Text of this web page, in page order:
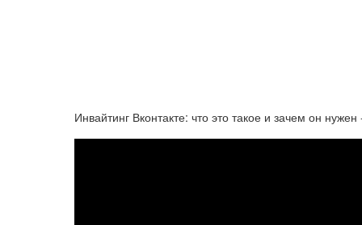
Инвайтинг Вконтакте: что это такое и зачем он